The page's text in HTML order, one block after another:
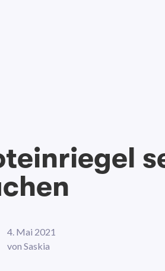
4. Mai 2021
von Saskia